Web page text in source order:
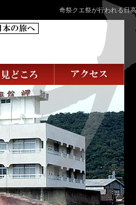
奇祭クエ祭が行われる日